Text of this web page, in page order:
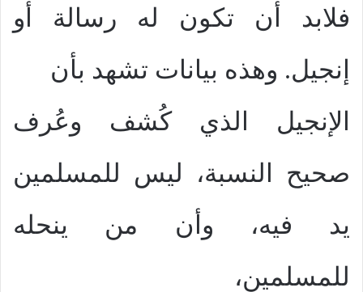
فلابد أن تكون له رسالة أو
إنجيل. وهذه بيانات تشهد بأن
الإنجيل الذي كُشف وعُرف
صحيح النسبة، ليس للمسلمين
يد فيه، وأن من ينحله
للمسلمين،